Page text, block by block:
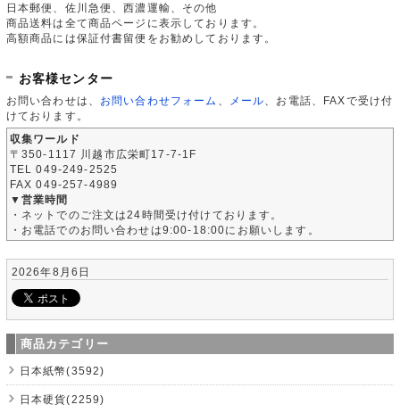
日本郵便、佐川急便、西濃運輸、その他
商品送料は全て商品ページに表示しております。
高額商品には保証付書留便をお勧めしております。
お客様センター
お問い合わせは、 お問い合わせフォーム メール 、お電話、FAXで受け付
けております。
収集ワールド
〒350-1117 川越市広栄町17-7-1F
TEL 049-249-2525
FAX 049-257-4989
▼営業時間
・ネットでのご注文は24時間受け付けております。
・お電話でのお問い合わせは9:00-18:00にお願いします。
2026年8月6日
商品カテゴリー
日本紙幣(3592)
日本硬貨(2259)